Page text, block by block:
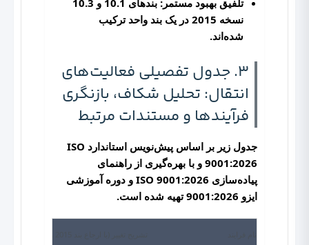
نسخه 2015 در یک بند واحد ترکیب
شده‌اند.
3. جدول تفصیلی فعالیت‌های
انتقال: تحلیل شکاف، بازنگری
فرآیندها و مستندات مرتبط
جدول زیر بر اساس پیش‌نویس استاندارد ISO
9001:2026 و با بهره‌گیری از
راهنمای
پیاده‌سازی ISO 9001:2026
و دوره آموزشی
ایزو 9001:2026
تهیه شده است.